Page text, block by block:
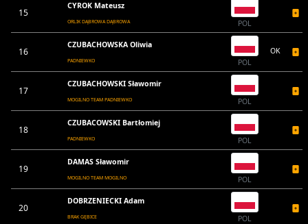
15
CYROK Mateusz
ORLIK DĄBROWA DĄBROWA POL
16
CZUBACHOWSKA Oliwia
PADNIEWKO POL
OK
17
CZUBACHOWSKI Sławomir
MOGILNO TEAM PADNIEWKO POL
18
CZUBACOWSKI Bartłomiej
PADNIEWKO POL
19
DAMAS Sławomir
MOGILNO TEAM MOGILNO POL
20
DOBRZENIECKI Adam
BRAK GĘBICE POL